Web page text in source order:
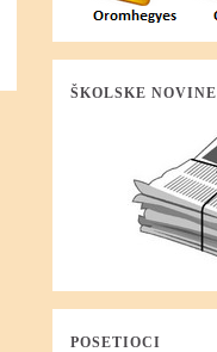
ŠKOLSKE NOVINE
POSETIOCI